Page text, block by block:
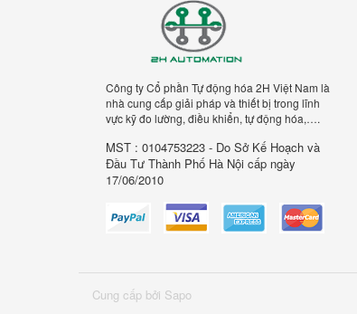
Công ty Cổ phần Tự động hóa 2H Việt Nam là
nhà cung cấp giải pháp và thiết bị trong lĩnh
vực kỹ đo lường, điều khiển, tự động hóa,….
MST : 0104753223 - Do Sở Kế Hoạch và
Đầu Tư Thành Phố Hà Nội cấp ngày
17/06/2010
Cung cấp bởi Sapo